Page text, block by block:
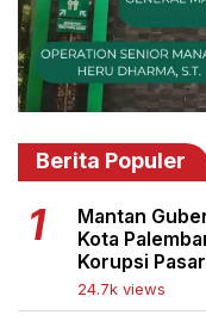
Berita Populer
Mantan
Kota
Korupsi
24.7k views